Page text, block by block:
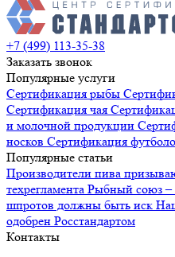
+7 (499) 113-35-38
Заказать звонок
Популярные услуги
Сертификация рыбы
Сертификация чая
и молочной продукции
носков Сертификация
Популярные статьи
Производители пива
техрегламента Рыбный союз –
шпротов должны быть иск
одобрен Росстандартом
Контакты